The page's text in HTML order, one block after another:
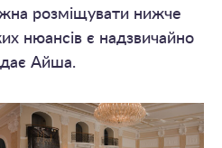
розміщувати нижче
нюансів є надзвичайно
Айша.